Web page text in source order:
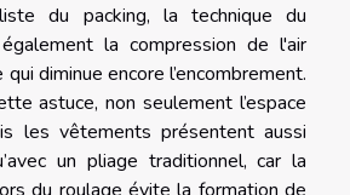
du packing, la technique du
la compression de l'air
diminue encore l’encombrement.
astuce, non seulement l’espace
les vêtements présentent aussi
un pliage traditionnel, car la